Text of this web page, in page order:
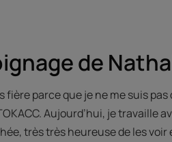
de
fière parce que je ne me suis
Aujourd’hui, je travaille
très très heureuse de les voir